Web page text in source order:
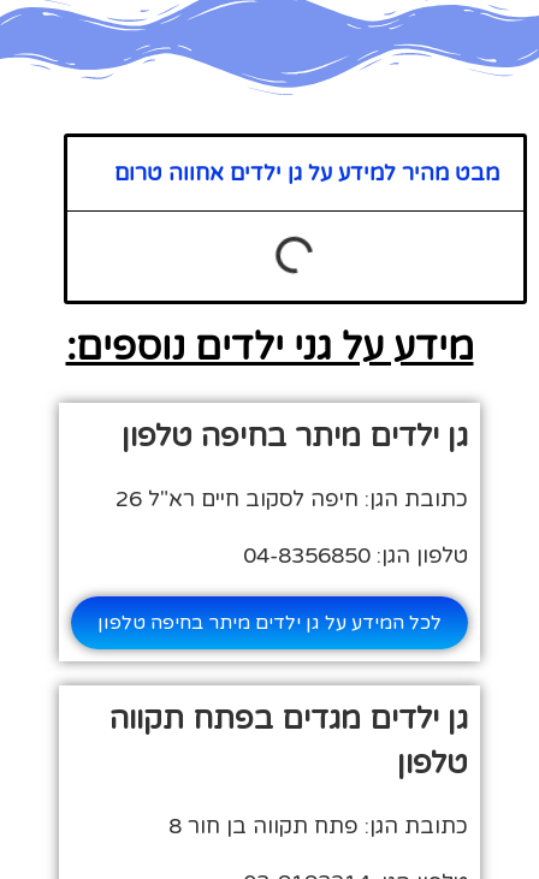
מבט מהיר למידע על גן ילדים אחווה טרום
מידע על גני ילדים נוספים:
גן ילדים מיתר בחיפה טלפון
כתובת הגן: חיפה לסקוב חיים רא"ל 26
טלפון הגן: 04-8356850
לכל המידע על גן ילדים מיתר בחיפה טלפון
גן ילדים מגדים בפתח תקווה
טלפון
כתובת הגן: פתח תקווה בן חור 8